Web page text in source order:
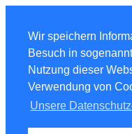
Wir speichern
Besuch in
Nutzung dieser
Verwendung von
Unsere